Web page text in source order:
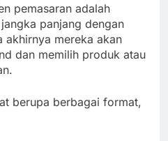
pemasaran adalah
panjang dengan
akhirnya mereka akan
dan memilih produk atau
berupa berbagai format,